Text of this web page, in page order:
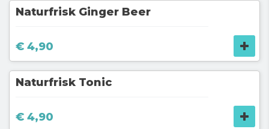
Naturfrisk Ginger Beer
€ 4,90
Naturfrisk Tonic
€ 4,90